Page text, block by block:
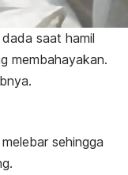
saat hamil
membahayakan.
sehingga